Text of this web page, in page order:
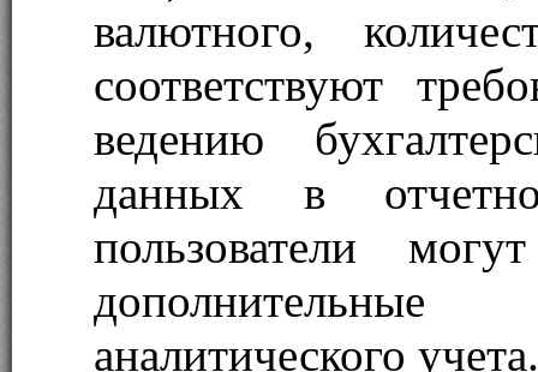
валютного,
соответствуют
ведению
данных в
пользователи
аналитического учета.